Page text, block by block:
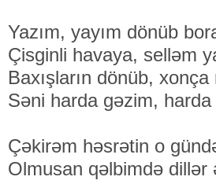
Yazım, yayım dönüb
Çisginli havaya, selləm
Baxışların dönüb, xonça
Səni harda gəzim, harda
Çəkirəm həsrətin o
Olmusan qəlbimdə dillər